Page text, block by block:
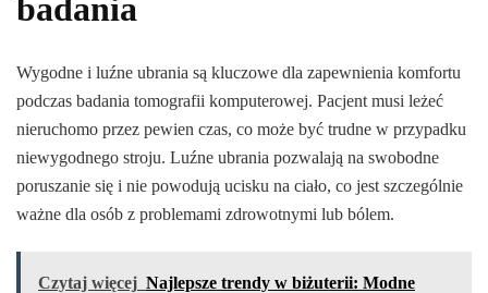
badania
Wygodne i luźne ubrania są kluczowe dla zapewnienia komfortu
podczas badania tomografii komputerowej. Pacjent musi leżeć
nieruchomo przez pewien czas, co może być trudne w przypadku
niewygodnego stroju. Luźne ubrania pozwalają na swobodne
poruszanie się i nie powodują ucisku na ciało, co jest szczególnie
ważne dla osób z problemami zdrowotnymi lub bólem.
Czytaj więcej Najlepsze trendy w biżuterii: Modne